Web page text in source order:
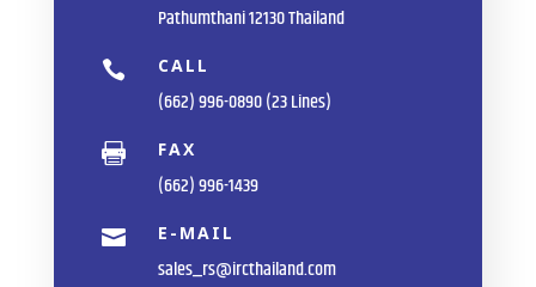
Pathumthani 12130 Thailand
 CALL
(662) 996-0890 (23 Lines)
 FAX
(662) 996-1439
 E-MAIL
sales_rs@ircthailand.com